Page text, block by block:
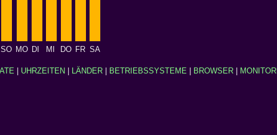
SO MO DI MI DO FR SA
UHRZEITEN LÄNDER BETRIEBSSYSTEME BROWSER